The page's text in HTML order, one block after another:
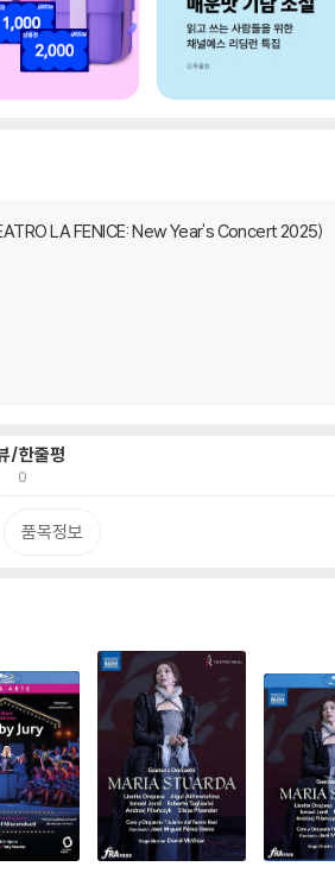
LA FENICE: New Year's Concert 2025)
/한줄평
0
품목정보